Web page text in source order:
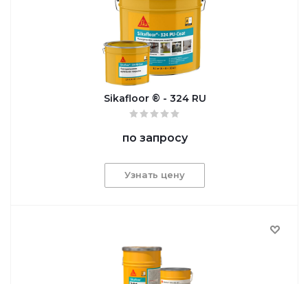
Sikafloor ® - 324 RU
по запросу
Узнать цену